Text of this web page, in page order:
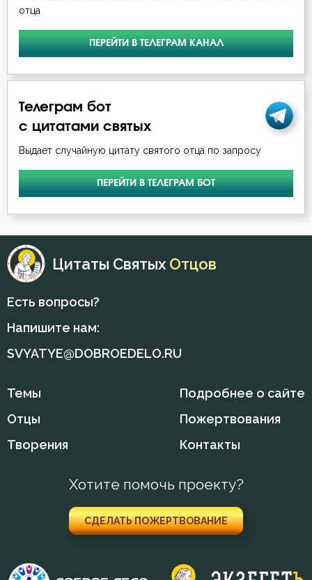
отца
ПЕРЕЙТИ В ТЕЛЕГРАМ КАНАЛ
Телеграм бот
с цитатами святых
Выдает случайную цитату святого отца по запросу
ПЕРЕЙТИ В ТЕЛЕГРАМ БОТ
Цитаты Святых Отцов
Есть вопросы?
Напишите нам:
SVYATYE@DOBROEDELO.RU
Темы
Отцы
Творения
Подробнее о сайте
Пожертвования
Контакты
Хотите помочь проекту?
СДЕЛАТЬ ПОЖЕРТВОВАНИЕ